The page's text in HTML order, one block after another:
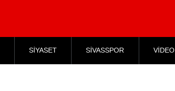
SİYASET SİVASSPOR VİDEO